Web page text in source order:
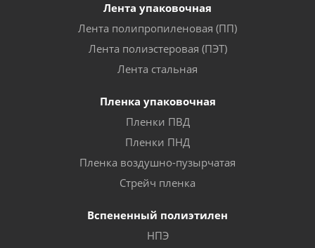
Лента упаковочная
Лента полипропиленовая (ПП)
Лента полиэстеровая (ПЭТ)
Лента стальная
Пленка упаковочная
Пленки ПВД
Пленки ПНД
Пленка воздушно-пузырчатая
Стрейч пленка
Вспененный полиэтилен
НПЭ